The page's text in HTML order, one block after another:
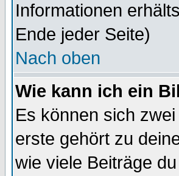
Informationen
Ende jeder Seite)
Nach oben
Wie kann ich ein
Es können sich
erste gehört zu
wie viele Beiträge